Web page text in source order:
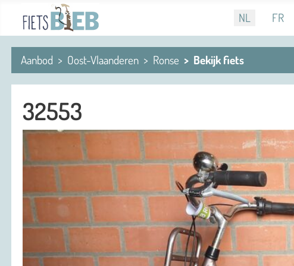
Selecteer de taal
NL FR
Aanbod Oost-Vlaanderen Ronse Bekijk fiets
32553